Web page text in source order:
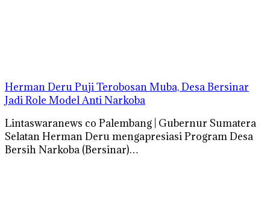
Herman Deru Puji Terobosan Muba, Desa Bersinar
Jadi Role Model Anti Narkoba
Lintaswaranews co Palembang | Gubernur Sumatera
Selatan Herman Deru mengapresiasi Program Desa
Bersih Narkoba (Bersinar)…